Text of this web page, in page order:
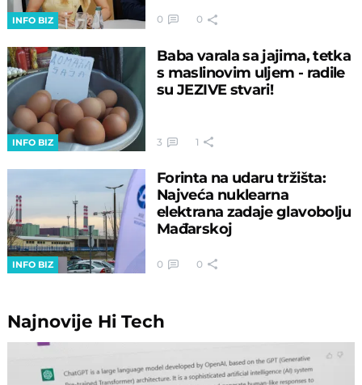
INFO BIZ 0 0
INFO BIZ
Baba varala sa jajima, tetka
s maslinovim uljem - radile
su JEZIVE stvari!
3 1
INFO BIZ
Forinta na udaru tržišta:
Najveća nuklearna
elektrana zadaje glavobolju
Mađarskoj
0 0
Najnovije Hi Tech